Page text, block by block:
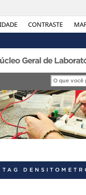
CONTRASTE
Geral de